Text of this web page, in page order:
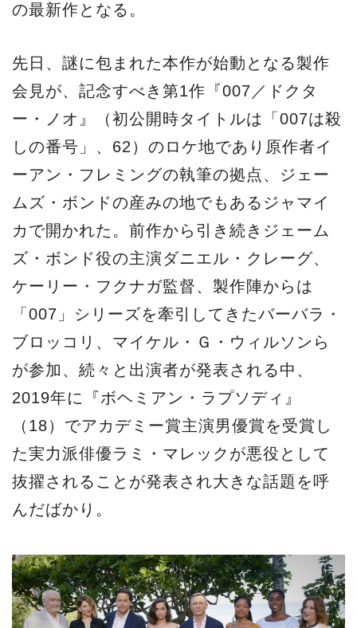
の最新作となる。
先日、謎に包まれた本作が始動となる製作
会見が、記念すべき第1作『007／ドクタ
ー・ノオ』（初公開時タイトルは「007は殺
しの番号」、62）のロケ地であり原作者イ
ーアン・フレミングの執筆の拠点、ジェー
ムズ・ボンドの産みの地でもあるジャマイ
カで開かれた。前作から引き続きジェーム
ズ・ボンド役の主演ダニエル・クレーグ、
ケーリー・フクナガ監督、製作陣からは
「007」シリーズを牽引してきたバーバラ・
ブロッコリ、マイケル・Ｇ・ウィルソンら
が参加、続々と出演者が発表される中、
2019年に『ボヘミアン・ラプソディ』
（18）でアカデミー賞主演男優賞を受賞し
た実力派俳優ラミ・マレックが悪役として
抜擢されることが発表され大きな話題を呼
んだばかり。